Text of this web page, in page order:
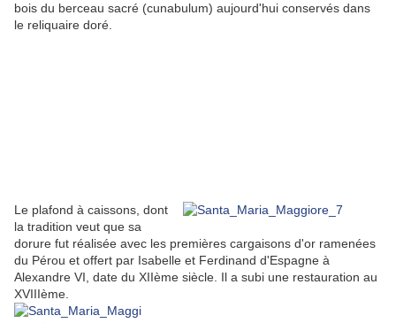
bois du berceau sacré (cunabulum) aujourd'hui conservés dans
le reliquaire doré.
Le plafond à caissons, dont
la tradition veut que sa
dorure fut réalisée avec les premières cargaisons d'or ramenées
du Pérou et offert par Isabelle et Ferdinand d'Espagne à
Alexandre VI, date du XIIème siècle. Il a subi une restauration au
XVIIIème.